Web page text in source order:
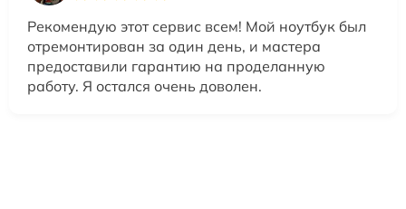
Рекомендую этот сервис всем! Мой ноутбук был
отремонтирован за один день, и мастера
предоставили гарантию на проделанную
работу. Я остался очень доволен.